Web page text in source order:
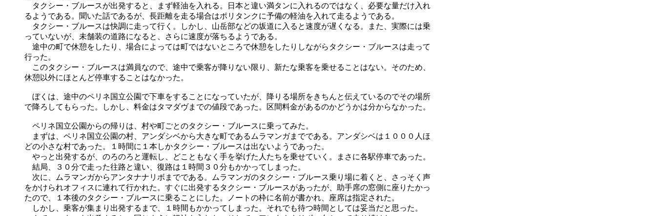
タクシー・ブルースが出発すると、まず軽油を入れる。日本と違い満タンに入れるのではなく、必要な量だけ入れ
るようである。聞いた話であるが、長距離を走る場合はポリタンクに予備の軽油を入れて走るようである。
タクシー・ブルースは快調に走って行く。しかし、山岳部などの坂道に入ると速度が遅くなる。また、実際には乗
っていないが、未舗装の道路になると、さらに速度が落ちるようである。
途中の町で休憩をしたり、場合によっては町ではないところで休憩をしたりしながらタクシー・ブルースは走って
行った。
このタクシー・ブルースは満員なので、途中で乗客が降りない限り、新たな乗客を乗せることはない。そのため、
休憩以外にほとんど停車することはなかった。
ぼくは、途中のペリネ国立公園で下車をすることになっていたが、降りる場所をきちんと伝えているのでその場所
で降ろしてもらった。しかし、料金はタマダヴまでの値段であった。区間料金があるのかどうかは分からなかった。
ペリネ国立公園からの帰りは、村や町ごとのタクシー・ブルースに乗ってみた。
まずは、ペリネ国立公園の村、アンダシベから大きな町であるムラマンガまでである。アンダシベは１０００人ほ
どの小さな村であった。１時間に１本しかタクシー・ブルースは出ないようであった。
やっと出発するが、のろのろと運転し、どこともなく手を挙げた人たちを乗せていく。まさに各駅停車であった。
結局、３０分で走った往路と違い、復路は１時間３０分もかかってしまった。
次に、ムラマンガからアンタナナリボまでである。ムラマンガのタクシー・ブルース乗り場に着くと、さっそく声
をかけられオフィスに連れて行かれた。すぐに出発するタクシー・ブルースがあったが、助手席の窓側に座りたかっ
たので、１本後のタクシー・ブルースに乗ることにした。ノートの枠に名前が書かれ、座席は指定された。
しかし、乗客が集まり出発するまで、１時間もかかってしまった。それでも待つ時間としては妥当だと思った。